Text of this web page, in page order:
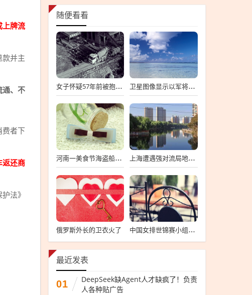
上牌流
款并主
通、不
费者下
返还商
法》
随便看看
女子怀疑57年前被抱错 寻亲生父母 卫星图像显示以军将有大动作
河南一美食节海盗船拦腰折断 上海遭遇强对流局地半小时降温13℃
俄罗斯外长的卫衣火了 中国女排世锦赛小组第一
最近发表
01
DeepSeek缺Agent人才缺疯了！负责
人各种贴广告